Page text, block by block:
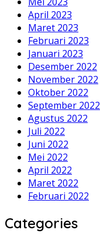
April 2023
Maret 2023
Februari 2023
Januari 2023
Desember 2022
November 2022
Oktober 2022
September 2022
Agustus 2022
Juli 2022
Juni 2022
Mei 2022
April 2022
Maret 2022
Februari 2022
Categories